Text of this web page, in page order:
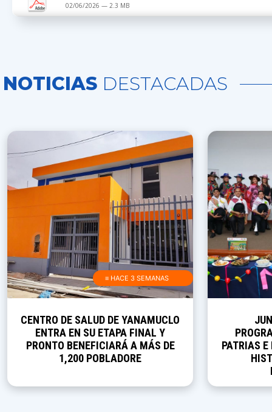
02/06/2026 — 2.3 MB
NOTICIAS DESTACADAS
≡ HACE 3 SEMANAS
CENTRO DE SALUD DE YANAMUCLO
ENTRA EN SU ETAPA FINAL Y
PRONTO BENEFICIARÁ A MÁS DE
1,200 POBLADORE
PATRIAS